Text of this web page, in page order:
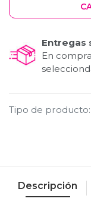
Entregas
En
Tipo de producto:
Descripción